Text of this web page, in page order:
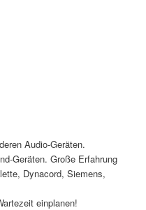
Audio-Geräten.
Geräten. Große Erfahrung
Dynacord, Siemens,
einplanen!